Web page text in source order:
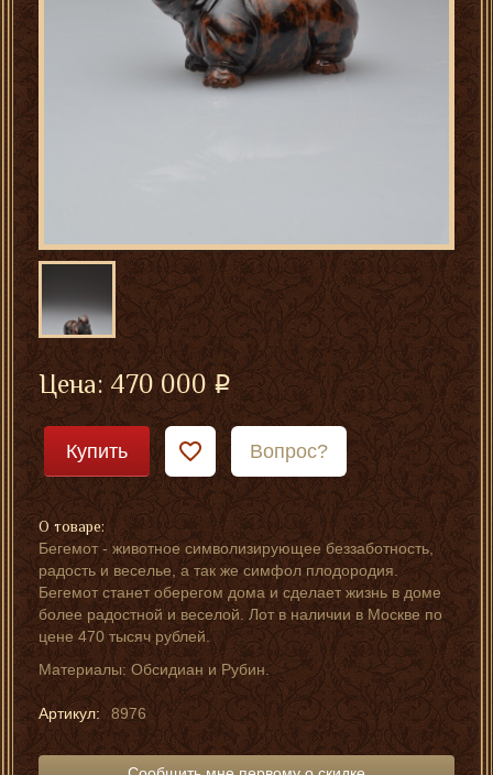
Цена:470 000
Купить Вопрос?
О товаре:
Бегемот - животное символизирующее беззаботность,
радость и веселье, а так же симфол плодородия.
Бегемот станет оберегом дома и сделает жизнь в доме
более радостной и веселой. Лот в наличии в Москве по
цене 470 тысяч рублей.
Материалы: Обсидиан и Рубин.
Артикул: 8976